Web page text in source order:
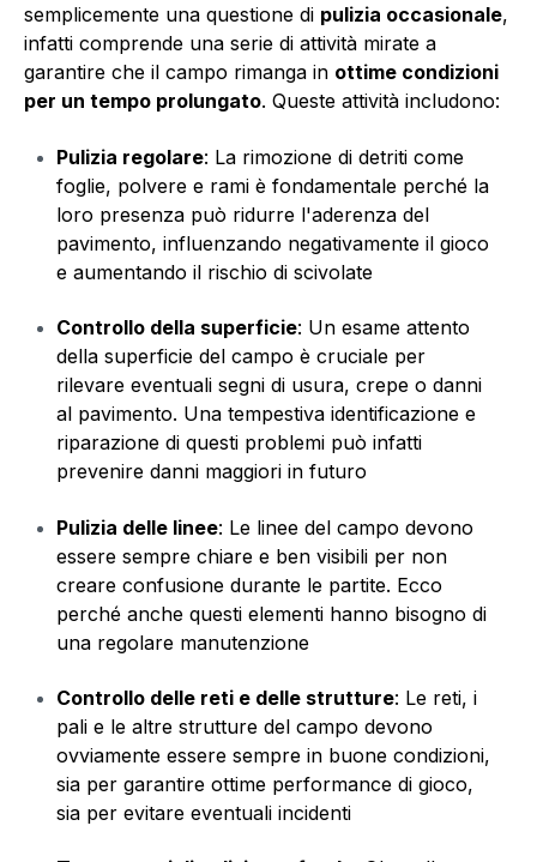
semplicemente una questione di pulizia occasionale,
infatti comprende una serie di attività mirate a
garantire che il campo rimanga in ottime condizioni
per un tempo prolungato. Queste attività includono:
Pulizia regolare: La rimozione di detriti come
foglie, polvere e rami è fondamentale perché la
loro presenza può ridurre l'aderenza del
pavimento, influenzando negativamente il gioco
e aumentando il rischio di scivolate
Controllo della superficie: Un esame attento
della superficie del campo è cruciale per
rilevare eventuali segni di usura, crepe o danni
al pavimento. Una tempestiva identificazione e
riparazione di questi problemi può infatti
prevenire danni maggiori in futuro
Pulizia delle linee: Le linee del campo devono
essere sempre chiare e ben visibili per non
creare confusione durante le partite. Ecco
perché anche questi elementi hanno bisogno di
una regolare manutenzione
Controllo delle reti e delle strutture: Le reti, i
pali e le altre strutture del campo devono
ovviamente essere sempre in buone condizioni,
sia per garantire ottime performance di gioco,
sia per evitare eventuali incidenti